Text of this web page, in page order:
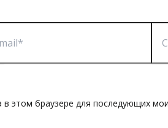
этом браузере для последующих